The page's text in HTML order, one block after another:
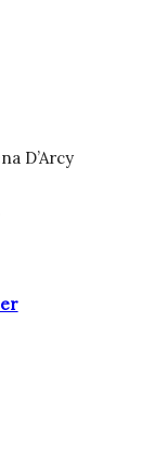
D’Arcy